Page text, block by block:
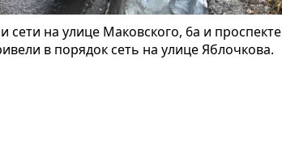
на улице Маковского, 6а и проспекте
в порядок сеть на улице Яблочкова.